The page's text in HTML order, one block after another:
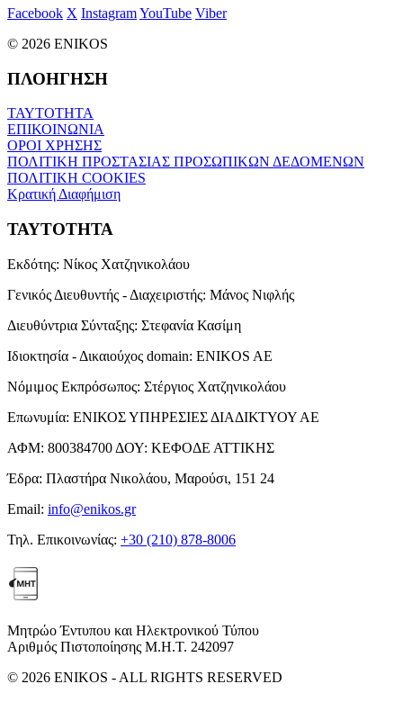
Facebook X InstagramYouTube Viber
© 2026 ENIKOS
ΠΛΟΗΓΗΣΗ
ΤΑΥΤΟΤΗΤΑ
ΕΠΙΚΟΙΝΩΝΙΑ
ΟΡΟΙ ΧΡΗΣΗΣ
ΠΟΛΙΤΙΚΗ ΠΡΟΣΤΑΣΙΑΣ ΠΡΟΣΩΠΙΚΩΝ ΔΕΔΟΜΕΝΩΝ
ΠΟΛΙΤΙΚΗ COOKIES
Κρατική Διαφήμιση
ΤΑΥΤΟΤΗΤΑ
Εκδότης: Νίκος Χατζηνικολάου
Γενικός Διευθυντής - Διαχειριστής: Μάνος Νιφλής
Διευθύντρια Σύνταξης: Στεφανία Κασίμη
Ιδιοκτησία - Δικαιούχος domain: ENIKOS AE
Νόμιμος Εκπρόσωπος: Στέργιος Χατζηνικολάου
Επωνυμία: ΕΝΙΚΟΣ ΥΠΗΡΕΣΙΕΣ ΔΙΑΔΙΚΤΥΟΥ ΑΕ
ΑΦΜ: 800384700 ΔΟΥ: ΚΕΦΟΔΕ ΑΤΤΙΚΗΣ
Έδρα: Πλαστήρα Νικολάου, Μαρούσι, 151 24
Email: info@enikos.gr
Τηλ. Επικοινωνίας: +30 (210) 878-8006
Μητρώο Έντυπου και Ηλεκτρονικού Τύπου
Αριθμός Πιστοποίησης Μ.Η.Τ. 242097
© 2026 ENIKOS - ALL RIGHTS RESERVED